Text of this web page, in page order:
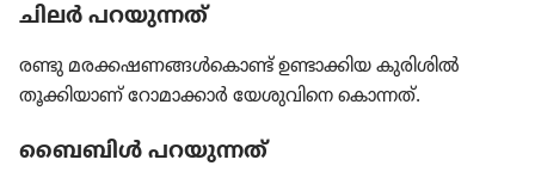
ചിലർ പറയു​ന്നത്‌
രണ്ടു മരക്കഷ​ണ​ങ്ങൾകൊണ്ട്‌ ഉണ്ടാക്കിയ കുരി​ശിൽ
തൂക്കി​യാണ്‌ റോമാ​ക്കാർ യേശു​വി​നെ കൊന്നത്‌.
ബൈബിൾ പറയു​ന്നത്‌